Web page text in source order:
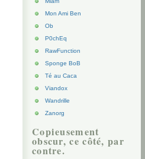
Mon Ami Ben
Ob
P0chEq
RawFunction
Sponge BoB
Té au Caca
Viandox
Wandrille
Zanorg
Copieusement
obscur, ce côté, par
contre.